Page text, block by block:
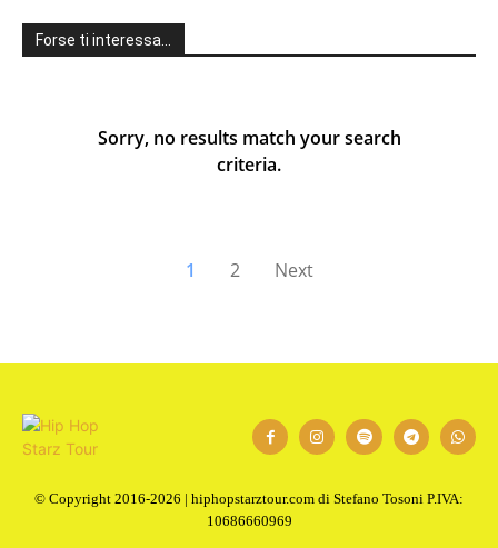
Forse ti interessa…
Sorry, no results match your search
criteria.
1 2 Next
© Copyright 2016-2026 | hiphopstarztour.com di Stefano Tosoni P.IVA:
10686660969